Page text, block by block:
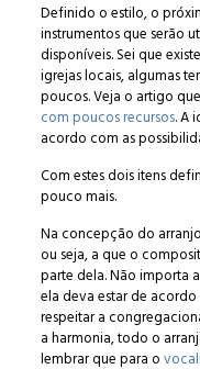
Definido o estilo, o
instrumentos que serão
disponíveis. Sei que
igrejas locais, algumas
poucos. Veja o artigo
com poucos recursos. A
acordo com as
Com estes dois itens
pouco mais.
Na concepção do
ou seja, a que o
parte dela. Não importa
ela deva estar de
respeitar a
a harmonia, todo o
lembrar que para o